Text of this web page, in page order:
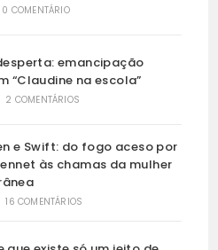
0 COMENTÁRIO
emancipação
“Claudine na escola”
2 COMENTÁRIOS
e Swift: do fogo aceso por
às chamas da mulher
16 COMENTÁRIOS